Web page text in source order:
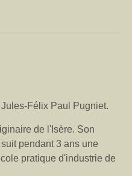
Félix Paul Pugniet.
de l'Isère. Son
pendant 3 ans une
pratique d'industrie de